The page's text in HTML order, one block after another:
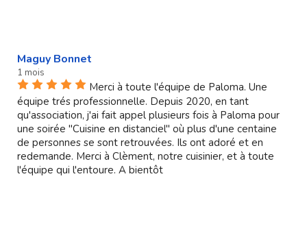
Maguy Bonnet
1 mois
Merci à toute l'équipe de Paloma. Une
équipe trés professionnelle. Depuis 2020, en tant
qu'association, j'ai fait appel plusieurs fois à Paloma pour
une soirée "Cuisine en distanciel" où plus d'une centaine
de personnes se sont retrouvées. Ils ont adoré et en
redemande. Merci à Clèment, notre cuisinier, et à toute
l'équipe qui l'entoure. A bientôt